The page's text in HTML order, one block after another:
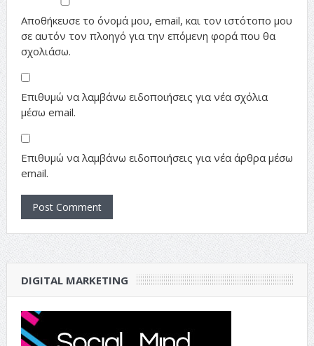
Αποθήκευσε το όνομά μου, email, και τον ιστότοπο μου
σε αυτόν τον πλοηγό για την επόμενη φορά που θα
σχολιάσω.
Επιθυμώ να λαμβάνω ειδοποιήσεις για νέα σχόλια
μέσω email.
Επιθυμώ να λαμβάνω ειδοποιήσεις για νέα άρθρα μέσω
email.
DIGITAL MARKETING